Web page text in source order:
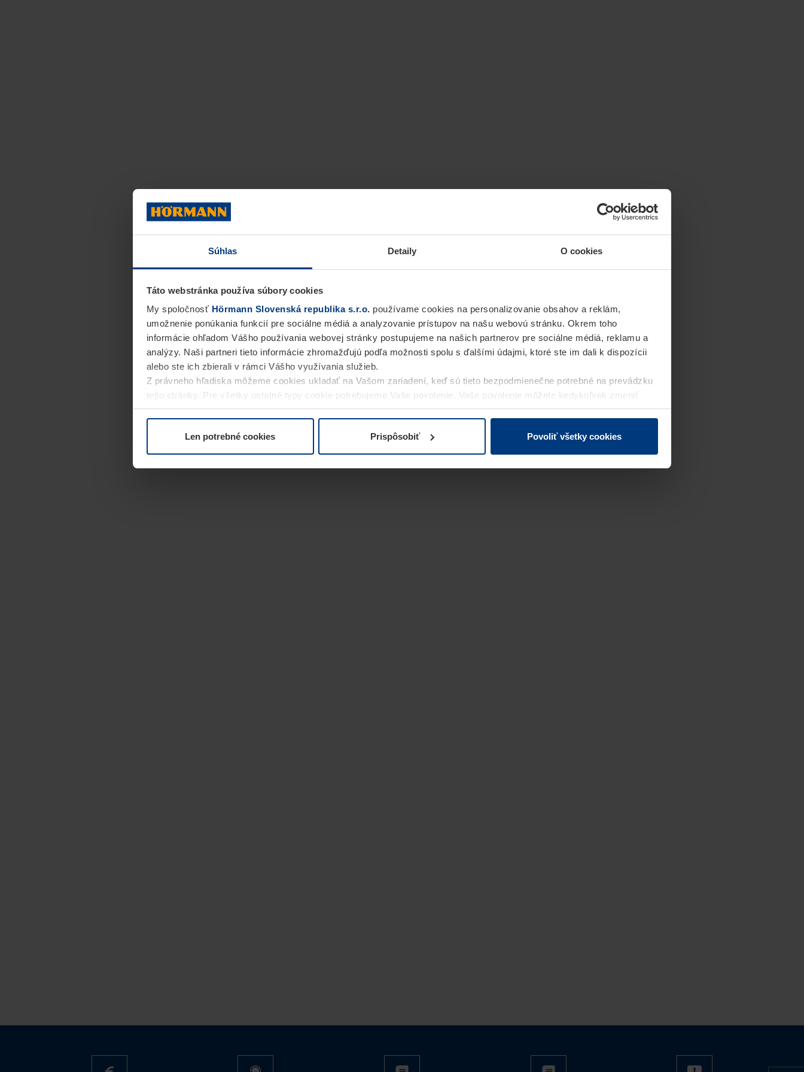
Súhlas Detaily O cookies
Táto webstránka používa súbory cookies
My spoločnosť Hörmann Slovenská republika s.r.o. používame cookies na personalizovanie obsahov a reklám,
umožnenie ponúkania funkcií pre sociálne médiá a analyzovanie prístupov na našu webovú stránku. Okrem toho
informácie ohľadom Vášho používania webovej stránky postupujeme na našich partnerov pre sociálne médiá, reklamu a
analýzy. Naši partneri tieto informácie zhromažďujú podľa možnosti spolu s ďalšími údajmi, ktoré ste im dali k dispozícii
alebo ste ich zbierali v rámci Vášho využívania služieb.
Z právneho hľadiska môžeme cookies ukladať na Vašom zariadení, keď sú tieto bezpodmienečne potrebné na prevádzku
tejto stránky. Pre všetky ostatné typy cookie potrebujeme Vaše povolenie. Vaše povolenie môžete kedykoľvek zmeniť
alebo odvolať vo vysvetlení cookie na stránkeVyhlásenie o ochrane osobných údajovnašej webovej stránky.
Len potrebné cookies Prispôsobiť Povoliť všetky cookies